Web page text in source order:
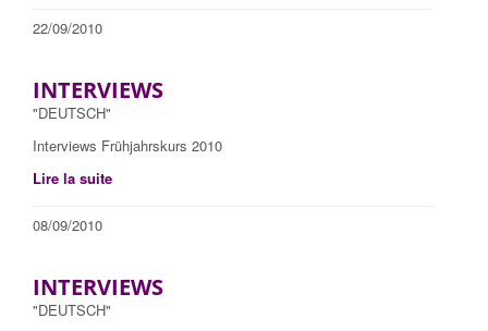
22/09/2010
INTERVIEWS
"DEUTSCH"
Interviews Frühjahrskurs 2010
Lire la suite
08/09/2010
INTERVIEWS
"DEUTSCH"